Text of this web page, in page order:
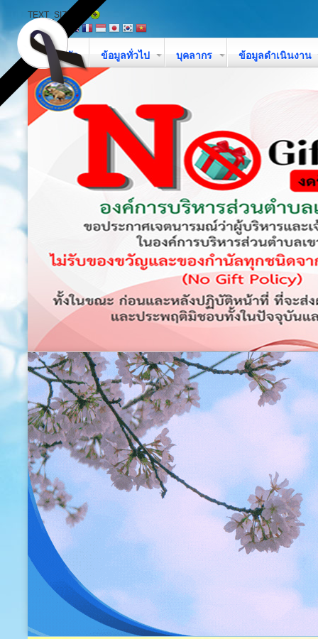
TEXT_SIZE
หน้าหลัก ข้อมูลทั่วไป บุคลากร ข้อมูลดำเนินงาน